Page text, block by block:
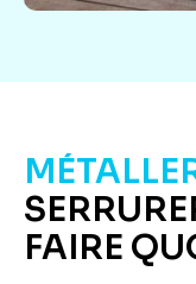
FAIRE